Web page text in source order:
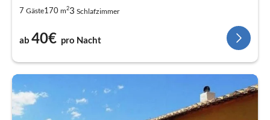
7 Gäste170 m23 Schlafzimmer
ab 40€ pro Nacht